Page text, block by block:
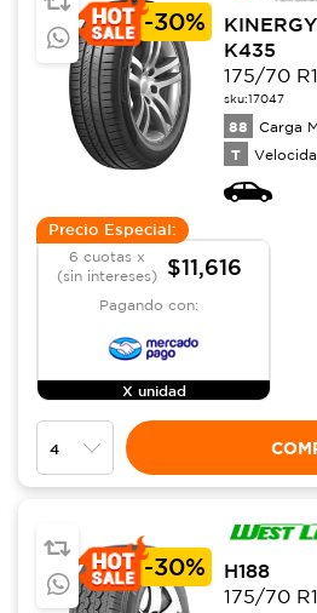
-30%
K435
175/70
sku:17047
88 Carga
T
Precio Especial:
6 cuotas x
(sin intereses)
$11,616
Pagando con:
X unidad
-30%
H188
175/70